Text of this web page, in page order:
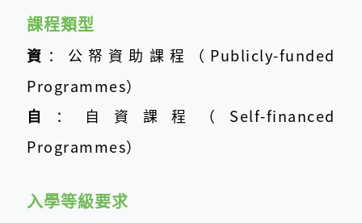
課程類型
資 ：公帑資助課程（Publicly-funded
Programmes）
自 ：自資課程（Self-financed
Programmes）
入學等級要求